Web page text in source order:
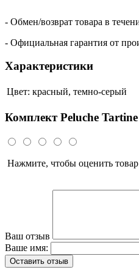
- Обмен/возврат товара в
- Официальная гарантия от
Характеристики
Цвет: красный, темно-серый
Комплект Peluche
Нажмите, чтобы оценить товар
Ваш отзыв
Ваше имя:
Оставить отзыв